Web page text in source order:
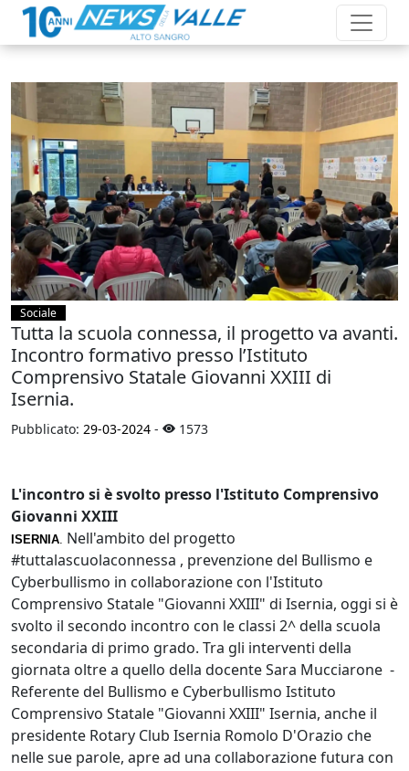
Sociale
Tutta la scuola connessa, il progetto va avanti.
Incontro formativo presso l’Istituto
Comprensivo Statale Giovanni XXIII di
Isernia.
Pubblicato: 29-03-2024 - 1573
L'incontro si è svolto presso l'Istituto Comprensivo
Giovanni XXIII
ISERNIA Nell'ambito del progetto
#tuttalascuolaconnessa , prevenzione del Bullismo e
Cyberbullismo in collaborazione con l'Istituto
Comprensivo Statale "Giovanni XXIII" di Isernia, oggi si è
svolto il secondo incontro con le classi 2^ della scuola
secondaria di primo grado. Tra gli interventi della
giornata oltre a quello della docente Sara Mucciarone -
Referente del Bullismo e Cyberbullismo Istituto
Comprensivo Statale "Giovanni XXIII" Isernia, anche il
presidente Rotary Club Isernia Romolo D'Orazio che
nelle sue parole, apre ad una collaborazione futura con